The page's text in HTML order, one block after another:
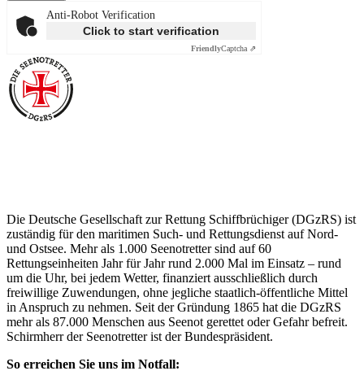
Anti-Robot Verification
Click to start verification
FriendlyCaptcha ⇗
Die Deutsche Gesellschaft zur Rettung Schiffbrüchiger (DGzRS) ist
zuständig für den maritimen Such- und Rettungsdienst auf Nord-
und Ostsee. Mehr als 1.000 Seenotretter sind auf 60
Rettungseinheiten Jahr für Jahr rund 2.000 Mal im Einsatz – rund
um die Uhr, bei jedem Wetter, finanziert ausschließlich durch
freiwillige Zuwendungen, ohne jegliche staatlich-öffentliche Mittel
in Anspruch zu nehmen. Seit der Gründung 1865 hat die DGzRS
mehr als 87.000 Menschen aus Seenot gerettet oder Gefahr befreit.
Schirmherr der Seenotretter ist der Bundespräsident.
So erreichen Sie uns im Notfall: